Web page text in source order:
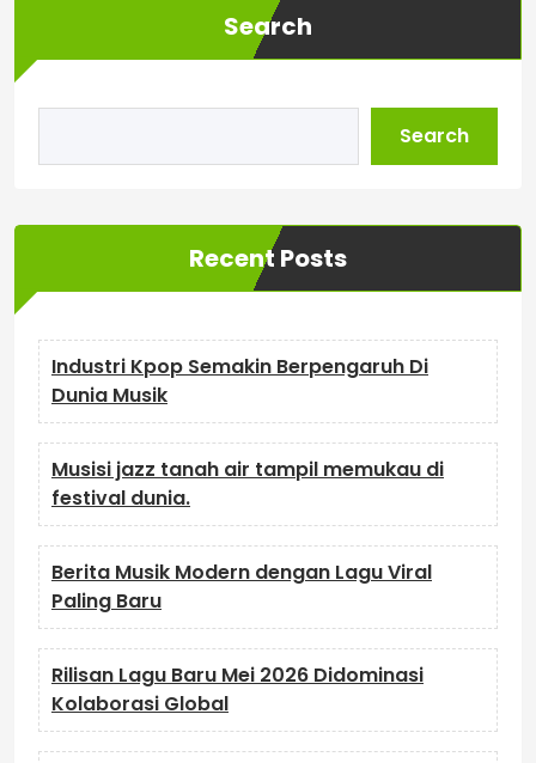
Search
Search
Recent Posts
Industri Kpop Semakin Berpengaruh Di
Dunia Musik
Musisi jazz tanah air tampil memukau di
festival dunia.
Berita Musik Modern dengan Lagu Viral
Paling Baru
Rilisan Lagu Baru Mei 2026 Didominasi
Kolaborasi Global